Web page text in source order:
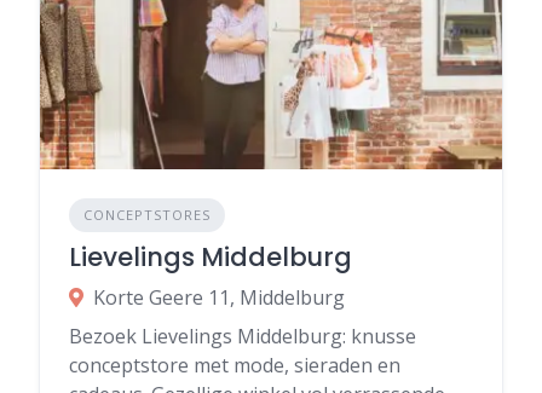
CONCEPTSTORES
Lievelings Middelburg
Korte Geere 11, Middelburg
Bezoek Lievelings Middelburg: knusse
conceptstore met mode, sieraden en